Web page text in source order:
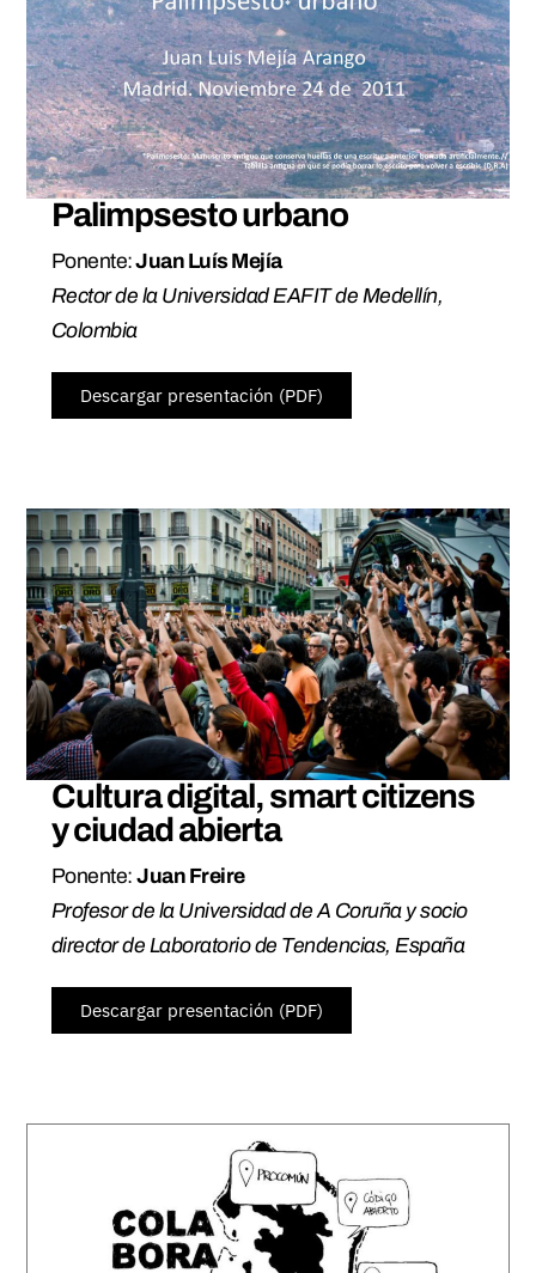
Palimpsesto urbano
Ponente:Juan Luís Mejía
Rector de la Universidad EAFIT de Medellín,
Colombia
Descargar presentación (PDF)
Cultura digital, smart citizens
y ciudad abierta
Ponente:Juan Freire
Profesor de la Universidad de A Coruña y socio
director de Laboratorio de Tendencias, España
Descargar presentación (PDF)